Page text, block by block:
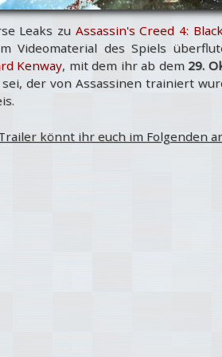
Leaks zu Assassin's Creed 4:
Videomaterial des Spiels
Kenway, mit dem ihr ab dem 29.
der von Assassinen trainiert
könnt ihr euch im Folgenden